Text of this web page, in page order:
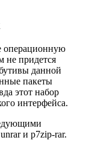
операционную
не придется
данной
пакеты
этот набор
интерфейса.
и p7zip-rar.